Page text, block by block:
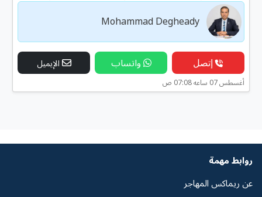
Mohammad Degheady
إتصل واتساب الإيميل
أغسطس 07 ساعه 07:08 ص
روابط مهمة
عن ريماكس المهاجر